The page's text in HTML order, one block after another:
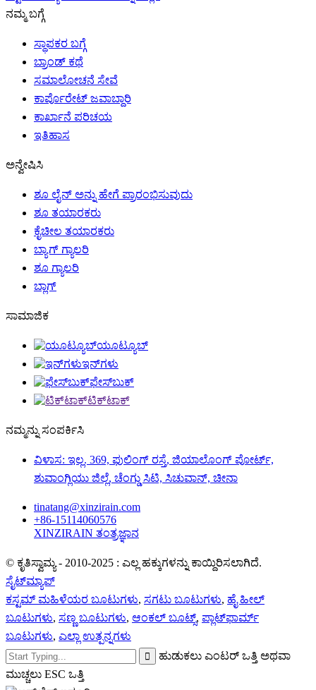
ನಮ್ಮ ಬಗ್ಗೆ
ಸ್ಥಾಪಕರ ಬಗ್ಗೆ
ಬ್ರಾಂಡ್ ಕಥೆ
ಸಮಾಲೋಚನೆ ಸೇವೆ
ಕಾರ್ಪೊರೇಟ್ ಜವಾಬ್ದಾರಿ
ಕಾರ್ಖಾನೆ ಪರಿಚಯ
ಇತಿಹಾಸ
ಅನ್ವೇಷಿಸಿ
ಶೂ ಲೈನ್ ಅನ್ನು ಹೇಗೆ ಪ್ರಾರಂಭಿಸುವುದು
ಶೂ ತಯಾರಕರು
ಕೈಚೀಲ ತಯಾರಕರು
ಬ್ಯಾಗ್ ಗ್ಯಾಲರಿ
ಶೂ ಗ್ಯಾಲರಿ
ಬ್ಲಾಗ್
ಸಾಮಾಜಿಕ
ಯೂಟ್ಯೂಬ್
ಇನ್‌ಗಳು
ಫೇಸ್‌ಬುಕ್
ಟಿಕ್‌ಟಾಕ್
ನಮ್ಮನ್ನು ಸಂಪರ್ಕಿಸಿ
ವಿಳಾಸ: ಇಲ್ಲ. 369, ಫುಲಿಂಗ್ ರಸ್ತೆ, ಜಿಯಾಲೊಂಗ್ ಪೋರ್ಟ್,
ಶುವಾಂಗ್ಲಿಯು ಜಿಲ್ಲೆ, ಚೆಂಗ್ಡು ಸಿಟಿ, ಸಿಚುವಾನ್, ಚೀನಾ
tinatang@xinzirain.com
+86-15114060576
XINZIRAIN ತಂತ್ರಜ್ಞಾನ
© ಕೃತಿಸ್ವಾಮ್ಯ - 2010-2025 : ಎಲ್ಲ ಹಕ್ಕುಗಳನ್ನು ಕಾಯ್ದಿರಿಸಲಾಗಿದೆ.
ಸೈಟ್‌ಮ್ಯಾಪ್
ಕಸ್ಟಮ್ ಮಹಿಳೆಯರ ಬೂಟುಗಳು, ಸಗಟು ಬೂಟುಗಳು, ಹೈ ಹೀಲ್
ಬೂಟುಗಳು, ಸಣ್ಣ ಬೂಟುಗಳು, ಆಂಕಲ್ ಬೂಟ್ಸ್, ಪ್ಲಾಟ್‌ಫಾರ್ಮ್
ಬೂಟುಗಳು, ಎಲ್ಲಾ ಉತ್ಪನ್ನಗಳು
ಹುಡುಕಲು ಎಂಟರ್ ಒತ್ತಿ ಅಥವಾ
ಮುಚ್ಚಲು ESC ಒತ್ತಿ